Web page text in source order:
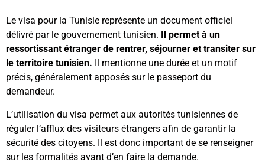
Le visa pour la Tunisie représente un document officiel
délivré par le gouvernement tunisien. Il permet à un
ressortissant étranger de rentrer, séjourner et transiter sur
le territoire tunisien. Il mentionne une durée et un motif
précis, généralement apposés sur le passeport du
demandeur.
L’utilisation du visa permet aux autorités tunisiennes de
réguler l’afflux des visiteurs étrangers afin de garantir la
sécurité des citoyens. Il est donc important de se renseigner
sur les formalités avant d’en faire la demande.